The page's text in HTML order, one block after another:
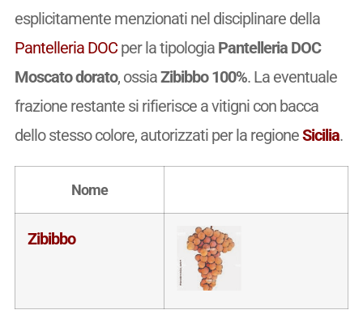
esplicitamente menzionati nel disciplinare della
Pantelleria DOCper la tipologia Pantelleria DOC
Moscato dorato, ossiaZibibbo 100%. La eventuale
frazione restante si rifierisce a vitigni con bacca
dello stesso colore, autorizzati per la regioneSicilia.
Nome
Zibibbo